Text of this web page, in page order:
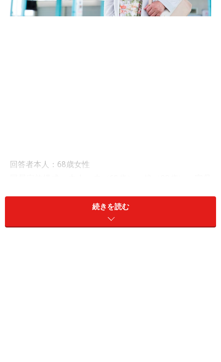
回答者本人：68歳女性
リタイア前の雇用形態：正社員
続きを読む